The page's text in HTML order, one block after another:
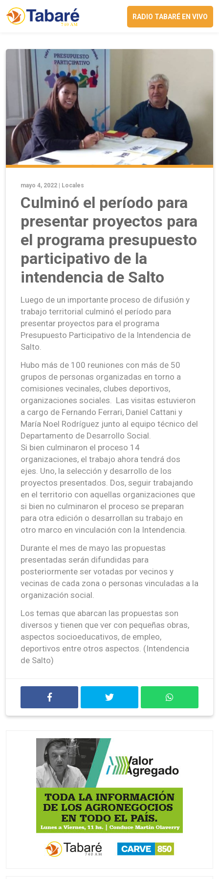
RADIO TABARÉ EN VIVO
mayo 4, 2022 | Locales
Culminó el período para
presentar proyectos para
el programa presupuesto
participativo de la
intendencia de Salto
Luego de un importante proceso de difusión y
trabajo territorial culminó el período para
presentar proyectos para el programa
Presupuesto Participativo de la Intendencia de
Salto.
Hubo más de 100 reuniones con más de 50
grupos de personas organizadas en torno a
comisiones vecinales, clubes deportivos,
organizaciones sociales. Las visitas estuvieron
a cargo de Fernando Ferrari, Daniel Cattani y
María Noel Rodríguez junto al equipo técnico del
Departamento de Desarrollo Social.
Si bien culminaron el proceso 14
organizaciones, el trabajo ahora tendrá dos
ejes. Uno, la selección y desarrollo de los
proyectos presentados. Dos, seguir trabajando
en el territorio con aquellas organizaciones que
si bien no culminaron el proceso se preparan
para otra edición o desarrollan su trabajo en
otro marco en vinculación con la Intendencia.
Durante el mes de mayo las propuestas
presentadas serán difundidas para
posteriormente ser votadas por vecinos y
vecinas de cada zona o personas vinculadas a la
organización social.
Los temas que abarcan las propuestas son
diversos y tienen que ver con pequeñas obras,
aspectos socioeducativos, de empleo,
deportivos entre otros aspectos. (Intendencia
de Salto)